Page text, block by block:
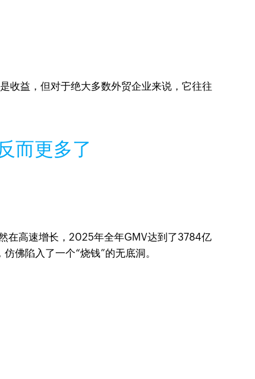
收益，但对于绝大多数外贸企业来说，它往往
而更多了
在高速增长，2025年全年GMV达到了3784亿
佛陷入了一个“烧钱”的无底洞。